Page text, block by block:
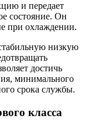
и передает
состояние. Он
при охлаждении.
низкую
достичь
минимального
срока службы.
класса